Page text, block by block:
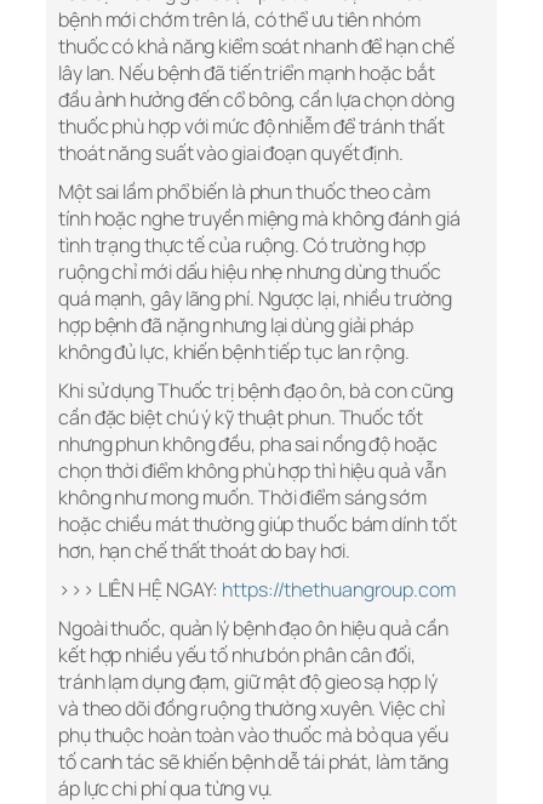
bệnh mới chớm trên lá, có thể ưu tiên nhóm
thuốc có khả năng kiểm soát nhanh để hạn chế
lây lan. Nếu bệnh đã tiến triển mạnh hoặc bắt
đầu ảnh hưởng đến cổ bông, cần lựa chọn dòng
thuốc phù hợp với mức độ nhiễm để tránh thất
thoát năng suất vào giai đoạn quyết định.
Một sai lầm phổ biến là phun thuốc theo cảm
tính hoặc nghe truyền miệng mà không đánh giá
tình trạng thực tế của ruộng. Có trường hợp
ruộng chỉ mới dấu hiệu nhẹ nhưng dùng thuốc
quá mạnh, gây lãng phí. Ngược lại, nhiều trường
hợp bệnh đã nặng nhưng lại dùng giải pháp
không đủ lực, khiến bệnh tiếp tục lan rộng.
Khi sử dụng Thuốc trị bệnh đạo ôn, bà con cũng
cần đặc biệt chú ý kỹ thuật phun. Thuốc tốt
nhưng phun không đều, pha sai nồng độ hoặc
chọn thời điểm không phù hợp thì hiệu quả vẫn
không như mong muốn. Thời điểm sáng sớm
hoặc chiều mát thường giúp thuốc bám dính tốt
hơn, hạn chế thất thoát do bay hơi.
>>> LIÊN HỆ NGAY: https://thethuangroup.com
Ngoài thuốc, quản lý bệnh đạo ôn hiệu quả cần
kết hợp nhiều yếu tố như bón phân cân đối,
tránh lạm dụng đạm, giữ mật độ gieo sạ hợp lý
và theo dõi đồng ruộng thường xuyên. Việc chỉ
phụ thuộc hoàn toàn vào thuốc mà bỏ qua yếu
tố canh tác sẽ khiến bệnh dễ tái phát, làm tăng
áp lực chi phí qua từng vụ.